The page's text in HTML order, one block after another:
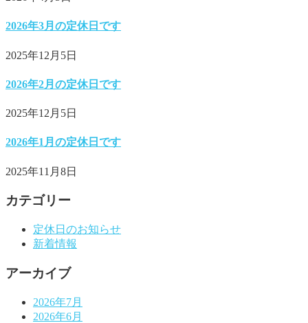
2026年3月の定休日です
2025年12月5日
2026年2月の定休日です
2025年12月5日
2026年1月の定休日です
2025年11月8日
カテゴリー
定休日のお知らせ
新着情報
アーカイブ
2026年7月
2026年6月